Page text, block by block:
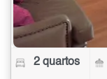
2 quartos